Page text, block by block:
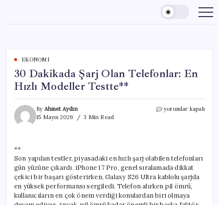
content
EKONOMI
30 Dakikada Şarj Olan Telefonlar: En
Hızlı Modeller Testte**
By Ahmet Aydın
15 Mayıs 2026
3 Min Read
30
Hızlı
Modeller
Testte**
için
yorumlar kapalı
**
Son yapılan testler, piyasadaki en hızlı şarj olabilen telefonları
gün yüzüne çıkardı. iPhone 17 Pro, genel sıralamada dikkat
çekici bir başarı gösterirken, Galaxy S26 Ultra kablolu şarjda
en yüksek performansı sergiledi. Telefon alırken pil ömrü,
kullanıcıların en çok önem verdiği konulardan biri olmaya